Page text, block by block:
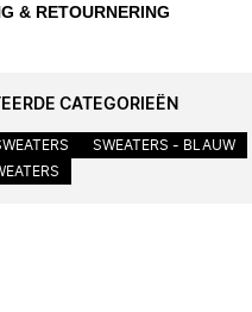
& RETOURNERING
CATEGORIEËN
SWEATERS - BLAUW